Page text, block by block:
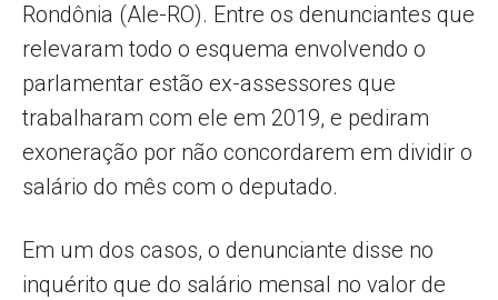
Rondônia (Ale-RO). Entre os denunciantes que
relevaram todo o esquema envolvendo o
parlamentar estão ex-assessores que
trabalharam com ele em 2019, e pediram
exoneração por não concordarem em dividir o
salário do mês com o deputado.
Em um dos casos, o denunciante disse no
inquérito que do salário mensal no valor de